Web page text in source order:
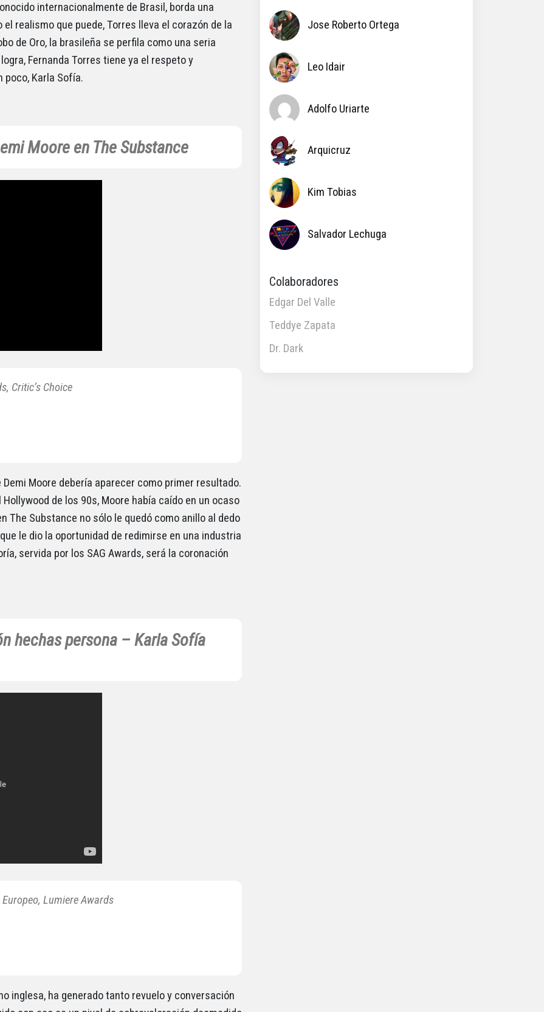
internacionalmente de Brasil, borda una
realismo que puede, Torres lleva el corazón de la
de Oro, la brasileña se perfila como una seria
Fernanda Torres tiene ya el respeto y
poco, Karla Sofía.
Moore en The Substance
Critic’s Choice
Demi Moore debería aparecer como primer resultado.
de los 90s, Moore había caído en un ocaso
The Substance no sólo le quedó como anillo al dedo
le dio la oportunidad de redimirse en una industria
servida por los SAG Awards, será la coronación
hechas persona – Karla Sofía
Lumiere Awards
inglesa, ha generado tanto revuelo y conversación
Jose Roberto Ortega
Leo Idair
Adolfo Uriarte
Arquicruz
Kim Tobias
Salvador Lechuga
Colaboradores
Edgar Del Valle
Teddye Zapata
Dr. Dark